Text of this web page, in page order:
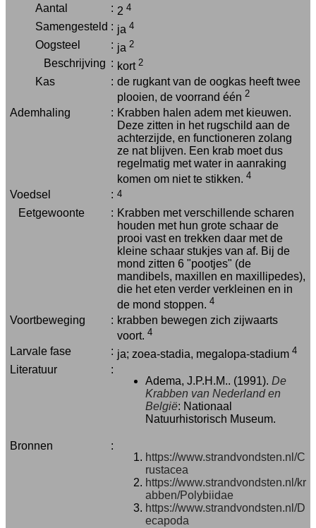
Aantal : 2 4
Samengesteld : ja 4
Oogsteel : ja 2
Beschrijving : kort 2
Kas : de rugkant van de oogkas heeft twee
plooien, de voorrand één 2
Ademhaling : Krabben halen adem met kieuwen.
Deze zitten in het rugschild aan de
achterzijde, en functioneren zolang
ze nat blijven. Een krab moet dus
regelmatig met water in aanraking
komen om niet te stikken. 4
Voedsel : 4
Eetgewoonte : Krabben met verschillende scharen
houden met hun grote schaar de
prooi vast en trekken daar met de
kleine schaar stukjes van af. Bij de
mond zitten 6 "pootjes" (de
mandibels, maxillen en maxillipedes),
die het eten verder verkleinen en in
de mond stoppen. 4
Voortbeweging : krabben bewegen zich zijwaarts
voort. 4
Larvale fase : ja; zoea-stadia, megalopa-stadium 4
Literatuur
:
Adema, J.P.H.M.. (1991). De
Krabben van Nederland en
België: Nationaal
Natuurhistorisch Museum.
Bronnen
:
https://www.strandvondsten.nl/C
rustacea
https://www.strandvondsten.nl/kr
abben/Polybiidae
https://www.strandvondsten.nl/D
ecapoda